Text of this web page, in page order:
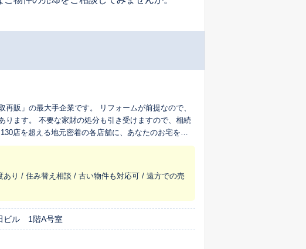
販」の最大手企業です。 リフォームが前提なので、
ります。 不要な家財の処分も引き受けますので、相続
店を超える地元密着の各店舗に、あなたのお宅を生
り / 住み替え相談 / 古い物件も対応可 / 遠方での売
ビル 1階A号室